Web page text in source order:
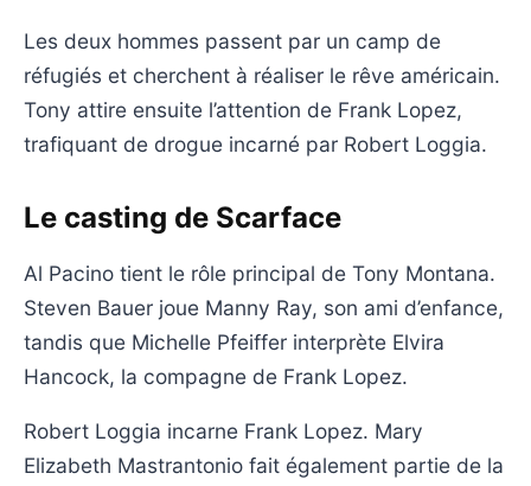
Les deux hommes passent par un camp de
réfugiés et cherchent à réaliser le rêve américain.
Tony attire ensuite l’attention de Frank Lopez,
trafiquant de drogue incarné par Robert Loggia.
Le casting de Scarface
Al Pacino tient le rôle principal de Tony Montana.
Steven Bauer joue Manny Ray, son ami d’enfance,
tandis que Michelle Pfeiffer interprète Elvira
Hancock, la compagne de Frank Lopez.
Robert Loggia incarne Frank Lopez. Mary
Elizabeth Mastrantonio fait également partie de la